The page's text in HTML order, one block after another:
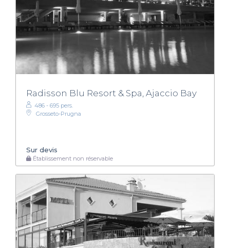
Radisson Blu Resort & Spa, Ajaccio Bay
486 - 695 pers.
Grosseto-Prugna
Sur devis
Établissement non réservable